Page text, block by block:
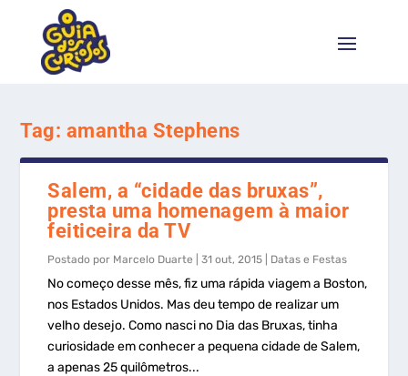
Tag: amantha Stephens
Salem, a “cidade das bruxas”,
presta uma homenagem à maior
feiticeira da TV
Postado por Marcelo Duarte |31 out, 2015 Datas e Festas
No começo desse mês, fiz uma rápida viagem a Boston,
nos Estados Unidos. Mas deu tempo de realizar um
velho desejo. Como nasci no Dia das Bruxas, tinha
curiosidade em conhecer a pequena cidade de Salem,
a apenas 25 quilômetros...